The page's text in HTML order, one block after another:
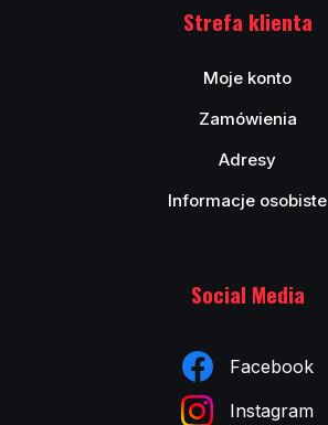
Strefa klienta
Moje konto
Zamówienia
Adresy
Informacje osobiste
Social Media
Facebook
Instagram